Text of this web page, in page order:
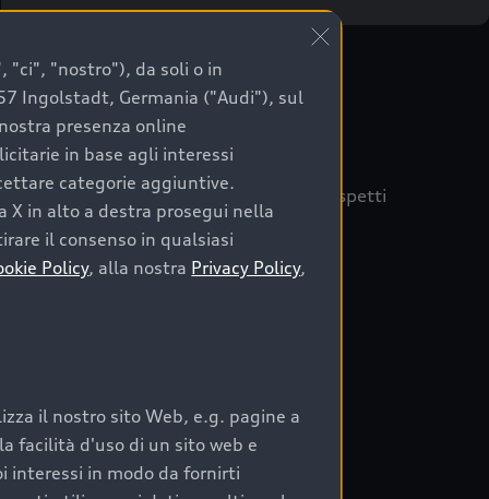
sicuro, è essenziale considerare aspetti
Prima Scelta :plus
nel tempo;
"ci", "nostro"), da soli o in
Ingolstadt, Germania ("Audi"), sul
presenza online
in base agli interessi
categorie aggiuntive.
in alto a destra prosegui nella
il consenso in qualsiasi
Policy, alla nostra Privacy Policy,
il nostro sito Web, e.g. pagine a
facilità d'uso di un sito web e
interessi in modo da fornirti